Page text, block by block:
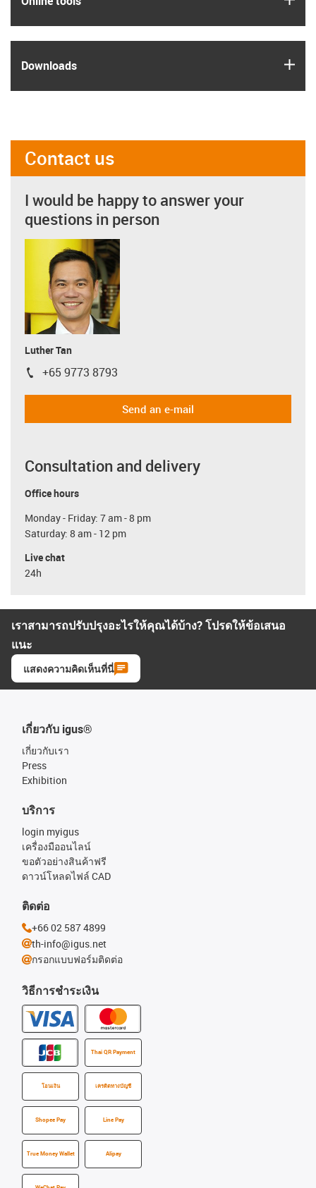
Downloads
Contact us
I would be happy to answer your
questions in person
Luther Tan
igus-icon-phone
+65 9773 8793
Send an e-mail
Consultation and delivery
Office hours
Monday - Friday: 7 am - 8 pm
Saturday: 8 am - 12 pm
Live chat
24h
เราสามารถปรับปรุงอะไรให้คุณได้บ้าง? โปรดให้ข้อเสนอ
แนะ
แสดงความคิดเห็นที่นี่
เกี่ยวกับ igus®
เกี่ยวกับเรา
Press
Exhibition
วิธีการชำระเงิน
Thai QR Payment
โอนเงิน เครดิตทางบัญชี
Shopee Pay Line Pay
True Money Wallet Alipay
บริการ
login myigus
เครื่องมืออนไลน์
ขอตัวอย่างสินค้าฟรี
ดาวน์โหลดไฟล์ CAD
ติดต่อ
+66 02 587 4899
th-info@igus.net
กรอกแบบฟอร์มติดต่อ